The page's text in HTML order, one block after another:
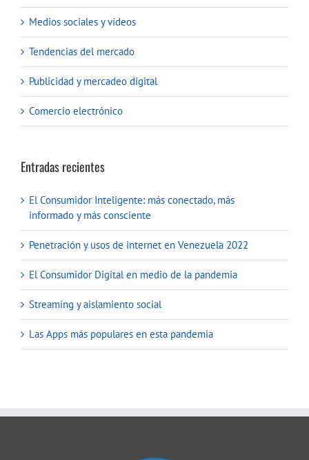
Medios sociales y vídeos
Tendencias del mercado
Publicidad y mercadeo digital
Comercio electrónico
Entradas recientes
El Consumidor Inteligente: más conectado, más
informado y más consciente
Penetración y usos de internet en Venezuela 2022
El Consumidor Digital en medio de la pandemia
Streaming y aislamiento social
Las Apps más populares en esta pandemia